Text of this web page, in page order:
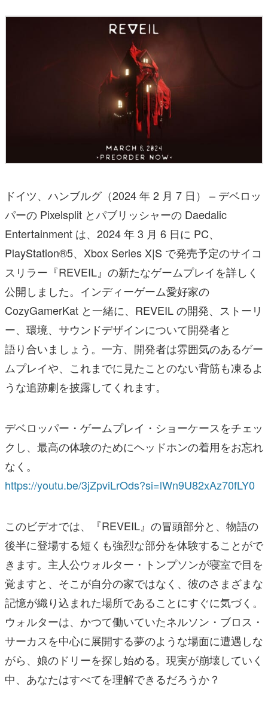
ドイツ、ハンブルグ（2024 年 2 月 7 日） – デベロッ
パーの Pixelsplit とパブリッシャーの Daedalic
Entertainment は、2024 年 3 月 6 日に PC、
PlayStation®︎5、Xbox Series X|S で発売予定のサイコ
スリラー『REVEIL』の新たなゲームプレイを詳しく
公開しました。インディーゲーム愛好家の
CozyGamerKat と一緒に、REVEIL の開発、ストーリ
ー、環境、サウンドデザインについて開発者と
語り合いましょう。一方、開発者は雰囲気のあるゲー
ムプレイや、これまでに見たことのない背筋も凍るよ
うな追跡劇を披露してくれます。
デベロッパー・ゲームプレイ・ショーケースをチェッ
クし、最高の体験のためにヘッドホンの着用をお忘れ
なく。
https://youtu.be/3jZpviLrOds?si=lWn9U82xAz70fLY0
このビデオでは、『REVEIL』の冒頭部分と、物語の
後半に登場する短くも強烈な部分を体験することがで
きます。主人公ウォルター・トンプソンが寝室で目を
覚ますと、そこが自分の家ではなく、彼のさまざまな
記憶が織り込まれた場所であることにすぐに気づく。
ウォルターは、かつて働いていたネルソン・ブロス・
サーカスを中心に展開する夢のような場面に遭遇しな
がら、娘のドリーを探し始める。現実が崩壊していく
中、あなたはすべてを理解できるだろうか？